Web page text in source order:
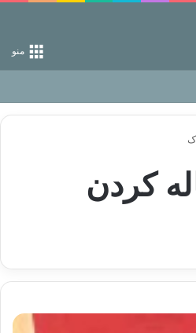
منو
وکناره‌گیری از راه خداست‌!
کردن